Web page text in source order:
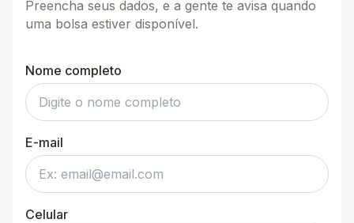
Preencha seus dados, e a gente te avisa quando
uma bolsa estiver disponível.
Nome completo
E-mail
Celular